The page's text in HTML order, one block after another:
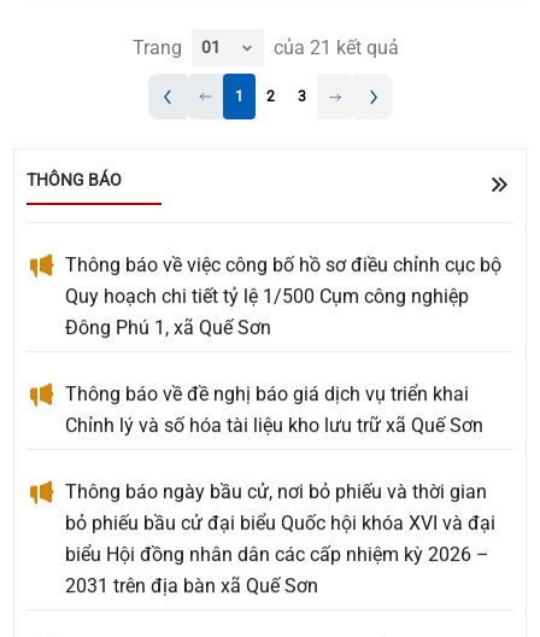
Trang của 21 kết quả
1 2 3
THÔNG BÁO
Về việc đề nghị báo giá Gói thầu: Cải tiến, nâng cấp
các tính năng trên trang OA Zalo của xã Quế Sơn
sắp xếp, kiện toàn tổ chức, hoạt động của thôn
Quy hoạch chi tiết tỷ lệ 1/500 Cụm công nghiệp
Đông Phú 1, xã Quế Sơn
Chỉnh lý và số hóa tài liệu kho lưu trữ xã Quế Sơn
bỏ phiếu bầu cử đại biểu Quốc hội khóa XVI và đại
biểu Hội đồng nhân dân các cấp nhiệm kỳ 2026 –
2031 trên địa bàn xã Quế Sơn